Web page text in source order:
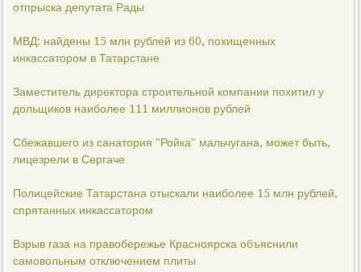
отпрыска депутата Рады
МВД: найдены 15 млн рублей из 60, похищенных
инкассатором в Татарстане
Заместитель директора строительной компании похитил у
дольщиков наиболее 111 миллионов рублей
Сбежавшего из санатория "Ройка" мальчугана, может быть,
лицезрели в Сергаче
Полицейские Татарстана отыскали наиболее 15 млн рублей,
спрятанных инкассатором
Взрыв газа на правобережье Красноярска объяснили
самовольным отключением плиты